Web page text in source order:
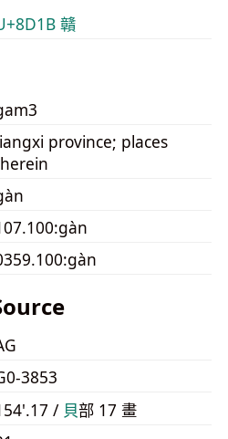
贛
province; places
3853
/ ⾙部 17 畫